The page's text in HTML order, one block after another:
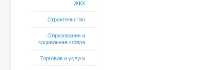
ЖКХ
Строительство
Образование и
социальная сфера
Торговля и услуги